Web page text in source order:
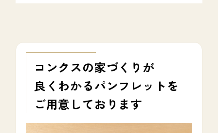
コンクスの家づくりが
良くわかるパンフレットを
ご用意しております